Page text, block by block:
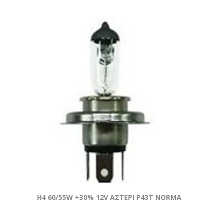
Η4 60/55W +30% 12V ΑΣΤΕΡΙ Ρ43T NORMA